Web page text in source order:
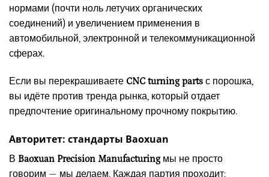
нормами (почти ноль летучих органических
соединений) и увеличением применения в
автомобильной, электронной и телекоммуникационной
сферах.
Если вы перекрашиваете CNC turning parts с порошка,
вы идёте против тренда рынка, который отдает
предпочтение оригинальному прочному покрытию.
Авторитет: стандарты Baoxuan
В Baoxuan Precision Manufacturingмы не просто
говорим — мы делаем. Каждая партия проходит: